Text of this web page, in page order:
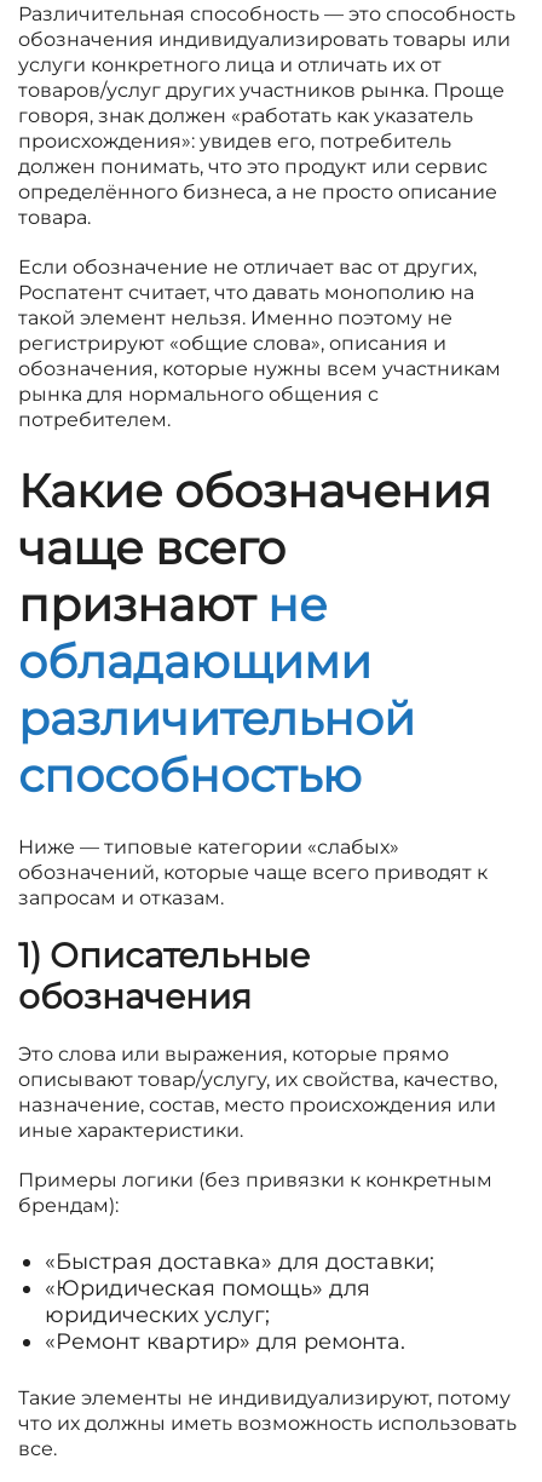
Различительная способность — это способность
обозначения индивидуализировать товары или
услуги конкретного лица и отличать их от
товаров/услуг других участников рынка. Проще
говоря, знак должен «работать как указатель
происхождения»: увидев его, потребитель
должен понимать, что это продукт или сервис
определённого бизнеса, а не просто описание
товара.
Если обозначение не отличает вас от других,
Роспатент считает, что давать монополию на
такой элемент нельзя. Именно поэтому не
регистрируют «общие слова», описания и
обозначения, которые нужны всем участникам
рынка для нормального общения с
потребителем.
Какие обозначения
чаще всего
признают не
обладающими
различительной
способностью
Ниже — типовые категории «слабых»
обозначений, которые чаще всего приводят к
запросам и отказам.
1) Описательные
обозначения
Это слова или выражения, которые прямо
описывают товар/услугу, их свойства, качество,
назначение, состав, место происхождения или
иные характеристики.
Примеры логики (без привязки к конкретным
брендам):
«Быстрая доставка» для доставки;
«Юридическая помощь» для
юридических услуг;
«Ремонт квартир» для ремонта.
Такие элементы не индивидуализируют, потому
что их должны иметь возможность использовать
все.